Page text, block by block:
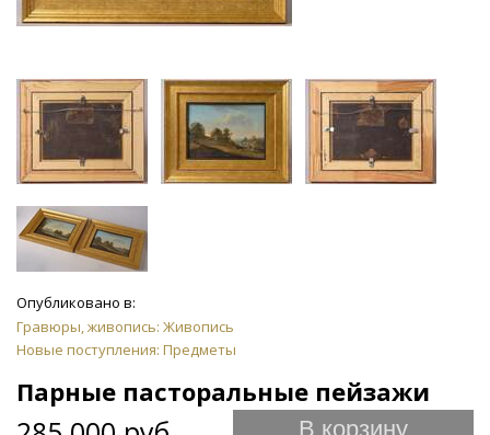
Опубликовано в:
Гравюры, живопись: Живопись
Новые поступления: Предметы
Парные пасторальные пейзажи
В корзину